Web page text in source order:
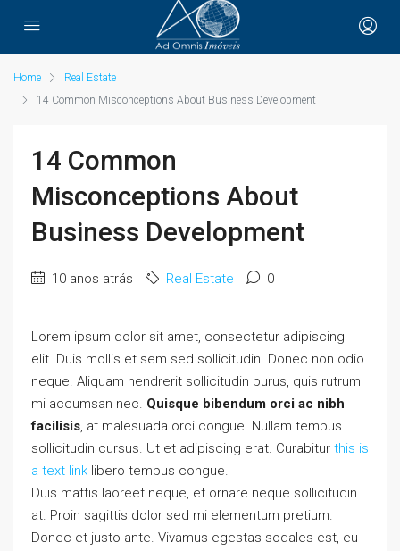
Home
Real Estate
14 Common Misconceptions About Business Development
14 Common
Misconceptions About
Business Development
10 anos atrás Real Estate 0
Lorem ipsum dolor sit amet, consectetur adipiscing
elit. Duis mollis et sem sed sollicitudin. Donec non odio
neque. Aliquam hendrerit sollicitudin purus, quis rutrum
mi accumsan nec. Quisque bibendum orci ac nibh
facilisis, at malesuada orci congue. Nullam tempus
sollicitudin cursus. Ut et adipiscing erat. Curabitur this is
a text link libero tempus congue.
Duis mattis laoreet neque, et ornare neque sollicitudin
at. Proin sagittis dolor sed mi elementum pretium.
Donec et justo ante. Vivamus egestas sodales est, eu